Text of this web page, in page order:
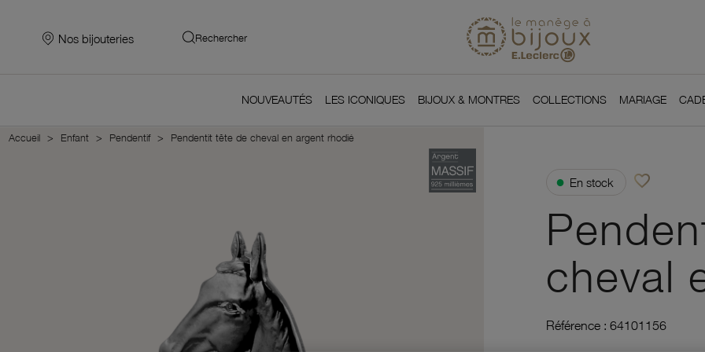
Nos bijouteries Rechercher
NOUVEAUTÉS LES ICONIQUES BIJOUX & MONTRES COLLECTIONS MARIAGE
Accueil Enfant Pendentif Pendentit tête de cheval en argent rhodié
● En stock favorite_borderAjouter à vos
cheval
Référence : 64101156